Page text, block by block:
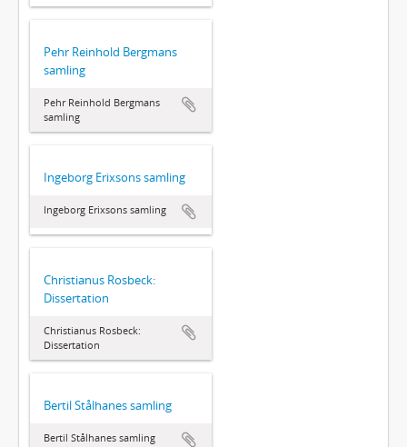
Pehr Reinhold Bergmans
samling
Pehr Reinhold Bergmans
samling
Ingeborg Erixsons samling
Ingeborg Erixsons samling
Christianus Rosbeck:
Dissertation
Christianus Rosbeck:
Dissertation
Bertil Stålhanes samling
Bertil Stålhanes samling